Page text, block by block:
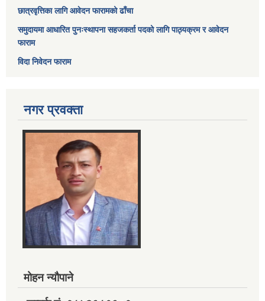
छात्रवृत्तिका लागि आवेदन फारामको ढाँचा
समुदायमा आधारित पुनःस्थापना सहजकर्ता पदको लागि पाठ्यक्रम र आवेदन
फाराम
विदा निवेदन फाराम
नगर प्रवक्ता
मोहन न्यौपाने